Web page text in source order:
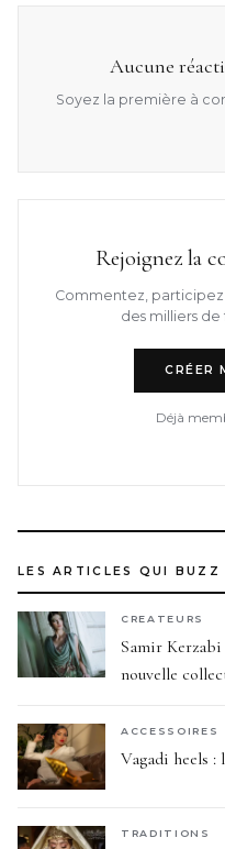
Aucune
Soyez la première à
Rejoignez la
Commentez,
des milliers
CRÉER
Déjà
LES ARTICLES QUI BUZZ
CREATEURS
Samir
nouvelle
ACCESSOIRES
Vagadi heels
TRADITIONS